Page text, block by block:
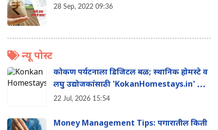
28 Sep, 2022 09:36
न्यू पोस्ट
कोकण पर्यटनाला डिजिटल बळ; स्थानिक होमस्टे व
लघु उद्योजकांसाठी 'KokanHomestays.in' ची
सुरुवात
22 Jul, 2026 15:54
Money Management Tips: पगारातील किती